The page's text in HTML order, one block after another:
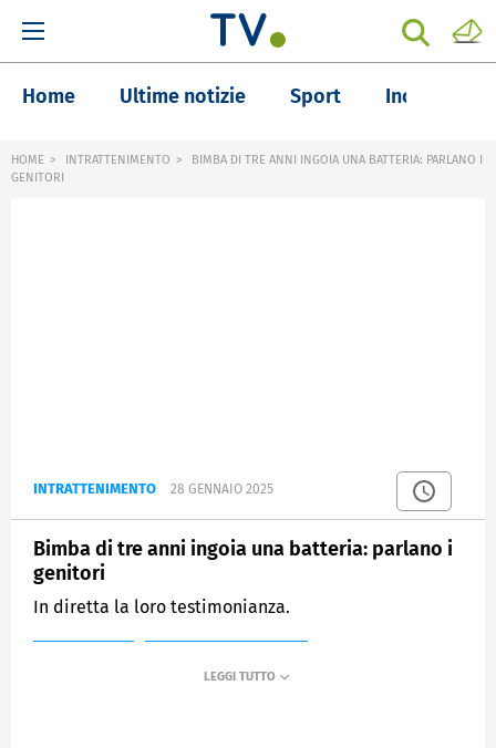
Home Ultime notizie Sport Inchieste
HOME INTRATTENIMENTO
BIMBA DI TRE ANNI INGOIA UNA BATTERIA: PARLANO I
GENITORI
INTRATTENIMENTO 28 GENNAIO 2025
Bimba di tre anni ingoia una batteria: parlano i
genitori
In diretta la loro testimonianza.